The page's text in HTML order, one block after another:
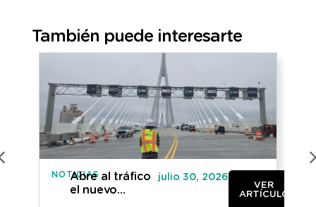
También puede interesarte
NOTICIAS
Abre al tráfico
el nuevo
julio 30, 2026
VER
ARTÍCULO